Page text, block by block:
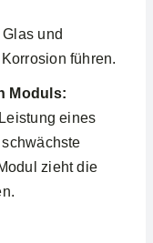
und
führen.
Moduls:
eines
zieht die